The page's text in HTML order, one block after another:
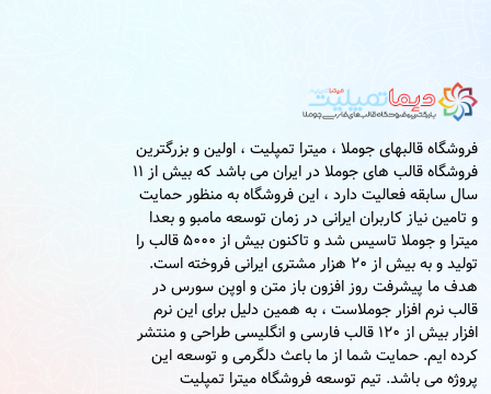
فروشگاه قالبهای جوملا ، میترا تمپلیت ، اولین و بزرگترین
فروشگاه قالب های جوملا در ایران می باشد که بیش از 11
سال سابقه فعالیت دارد ، این فروشگاه به منظور حمایت
و تامین نیاز کاربران ایرانی در زمان توسعه مامبو و بعدا
میترا و جوملا تاسیس شد و تاکنون بیش از 5000 قالب را
تولید و به بیش از 20 هزار مشتری ایرانی فروخته است.
هدف ما پیشرفت روز افزون باز متن و اوپن سورس در
قالب نرم افزار جوملاست ، به همین دلیل برای این نرم
افزار بیش از 120 قالب فارسی و انگلیسی طراحی و منتشر
کرده ایم. حمایت شما از ما باعث دلگرمی و توسعه این
پروژه می باشد. تیم توسعه فروشگاه میترا تمپلیت